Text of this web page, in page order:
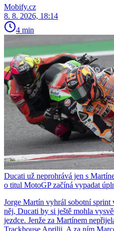
Mobify.cz
8. 8. 2026, 18:14
4 min
Ducati už neprohrává jen s
o titul MotoGP začíná vypadat
Jorge Martín vyhrál sobotní
něj, Ducati by si ještě mohla
jezdce. Jenže za Martínem
Trackhouse Aprilii. A za ním